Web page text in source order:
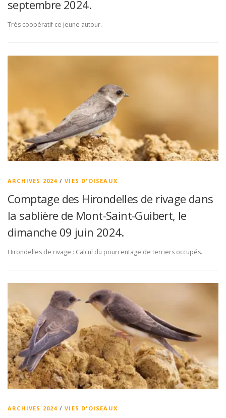
septembre 2024.
Très coopératif ce jeune autour.
ARCHIVES 2024 /VIES D'OISEAUX
Comptage des Hirondelles de rivage dans
la sablière de Mont-Saint-Guibert, le
dimanche 09 juin 2024.
Hirondelles de rivage : Calcul du pourcentage de terriers occupés.
ARCHIVES 2024 /VIES D'OISEAUX